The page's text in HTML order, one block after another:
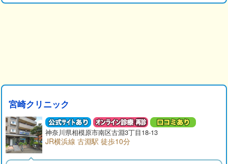
宮崎クリニック
神奈川県相模原市南区古淵3丁目18-13
JR横浜線 古淵駅 徒歩10分